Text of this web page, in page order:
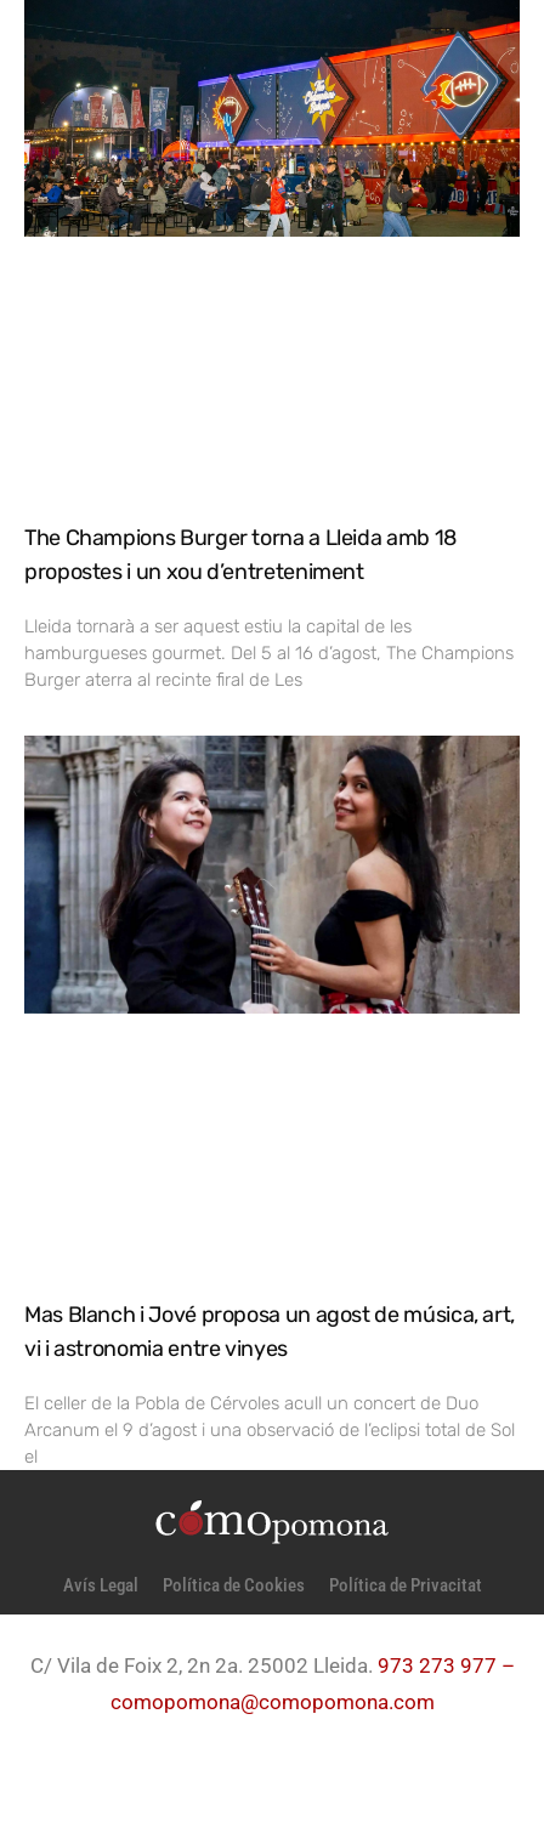
The Champions Burger torna a Lleida amb 18
propostes i un xou d’entreteniment
Lleida tornarà a ser aquest estiu la capital de les
hamburgueses gourmet. Del 5 al 16 d’agost, The Champions
Burger aterra al recinte firal de Les
Mas Blanch i Jové proposa un agost de música, art,
vi i astronomia entre vinyes
El celler de la Pobla de Cérvoles acull un concert de Duo
Arcanum el 9 d’agost i una observació de l’eclipsi total de Sol
el
Avís Legal Política de Cookies Política de Privacitat
C/ Vila de Foix 2, 2n 2a. 25002 Lleida. 973 273 977 –
comopomona@comopomona.com